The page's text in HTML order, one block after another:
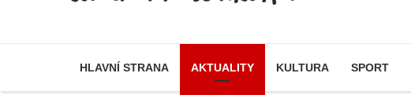
HLAVNÍ STRANA AKTUALITY KULTURA SPORT